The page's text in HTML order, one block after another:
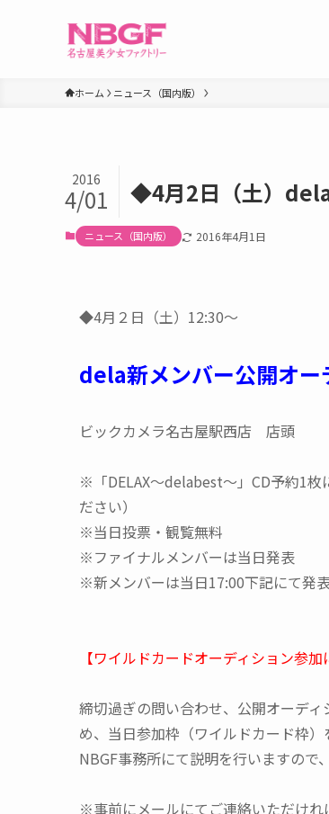
ホーム ニュース（国内版）
◆4月2日（土）dela
2016
4/01
ニュース（国内版） 2016年4月1日
◆4月２日（土）12:30～
dela新メンバー公開オー
ビックカメラ名古屋駅西店 店頭
※「DELAX～delabest～」CD予約1
ださい）
※当日投票・観覧無料
※ファイナルメンバーは当日発表
※新メンバーは当日17:00下記にて発
【ワイルドカードオーディション参加
締切過ぎの問い合わせ、公開オーデ
め、当日参加枠（ワイルドカード枠
NBGF事務所にて説明を行いますので
※事前にメールにてご連絡いただけれ